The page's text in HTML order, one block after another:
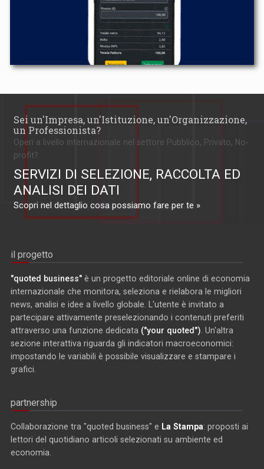
Sei un'Impresa, un'Istituzione, un'Organizzazione,
un Professionista?
Operi a livello internazionale nel settore Pubblico, Privato, No-
profit?
SERVIZI DI SELEZIONE, RACCOLTA ED
ANALISI DEI DATI
Scopri nel dettaglio cosa possiamo fare per te »
il progetto
"quoted business" è un progetto editoriale online di economia
internazionale che monitora, seleziona e rielabora le migliori
news, analisi e idee a livello globale. L'utente è invitato a
partecipare attivamente preselezionando i contenuti preferiti
attraverso una funzione dedicata ("your quoted") . Un'altra
sezione interattiva riguarda gli indicatori macroeconomici:
impostando le variabili è possibile visualizzare e stampare i
grafici.
partnership
Collaborazione tra "quoted business" e La Stampa: proposti ai
lettori del quotidiano articoli selezionati su ambiente ed
economia.